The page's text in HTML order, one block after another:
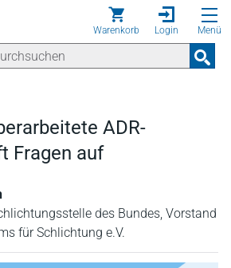
Warenkorb Login Menü
ADR-
Fragen auf
des Bundes, Vorstand
für Schlichtung e.V.